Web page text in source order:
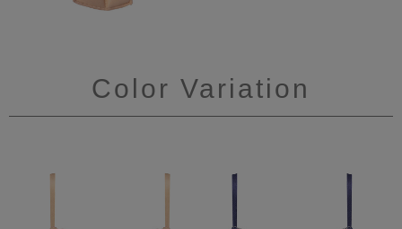
Color Variation